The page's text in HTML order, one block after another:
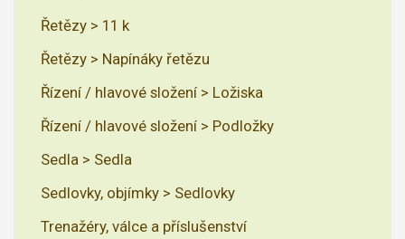
Řetězy > 11 k
Řetězy > Napínáky řetězu
Řízení / hlavové složení > Ložiska
Řízení / hlavové složení > Podložky
Sedla > Sedla
Sedlovky, objímky > Sedlovky
Trenažéry, válce a příslušenství